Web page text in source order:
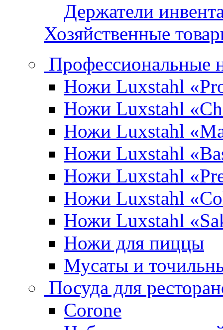
Держатели
Хозяйственные
Профессиональные
Ножи Luxstahl
Ножи Luxstahl
Ножи Luxstahl
Ножи Luxstahl
Ножи Luxstahl
Ножи Luxstahl
Ножи Luxstahl
Ножи для пиццы
Мусаты и
Посуда для
Corone